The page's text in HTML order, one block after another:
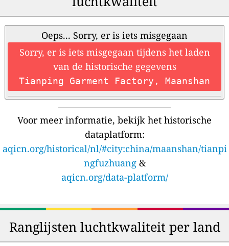
Oeps... Sorry, er is iets misgegaan
Sorry, er is iets misgegaan tijdens het laden
van de historische gegevens
Tianping Garment Factory, Maanshan
Voor meer informatie, bekijk het historische
dataplatform:
aqicn.org/historical/nl/#city:china/maanshan/tianpi
ngfuzhuang&
aqicn.org/data-platform/
Ranglijsten luchtkwaliteit per land